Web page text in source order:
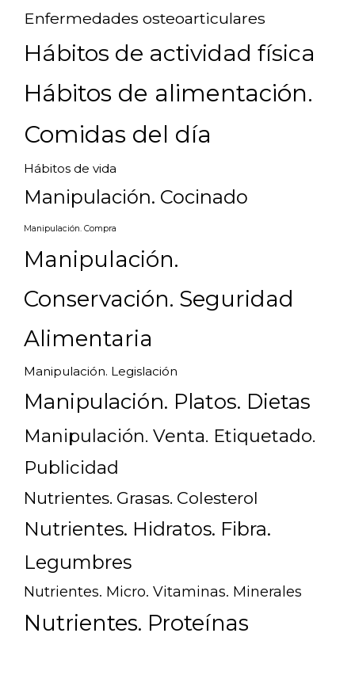
Enfermedades osteoarticulares
Hábitos de actividad física
Hábitos de alimentación.
Comidas del día
Hábitos de vida
Manipulación. Cocinado
Manipulación. Compra
Manipulación.
Conservación. Seguridad
Alimentaria
Manipulación. Legislación
Manipulación. Platos. Dietas
Manipulación. Venta. Etiquetado.
Publicidad
Nutrientes. Grasas. Colesterol
Nutrientes. Hidratos. Fibra.
Legumbres
Nutrientes. Micro. Vitaminas. Minerales
Nutrientes. Proteínas